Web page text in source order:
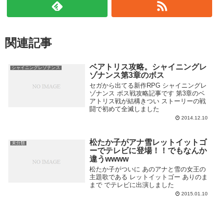
関連記事
シャイニングレゾナンス
ベアトリス攻略。シャイニングレ
ゾナンス第3章のボス
セガから出てる新作RPG シャイニングレ
ゾナンス ボス戦攻略記事です 第3章のベ
アトリス戦が結構きつい ストーリーの戦
闘で初めて全滅しました
2014.12.10
未分類
松たか子がアナ雪レットイットゴ
ーでテレビに登場！！でもなんか
違うwwww
松たか子がついに あのアナと雪の女王の
主題歌である レットイットゴー ありのま
まで でテレビに出演しました
2015.01.10